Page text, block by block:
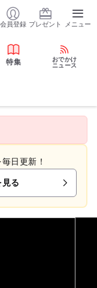
会員登録 プレゼント メニュー
特集
おでかけ
ニュース
日更新！
る